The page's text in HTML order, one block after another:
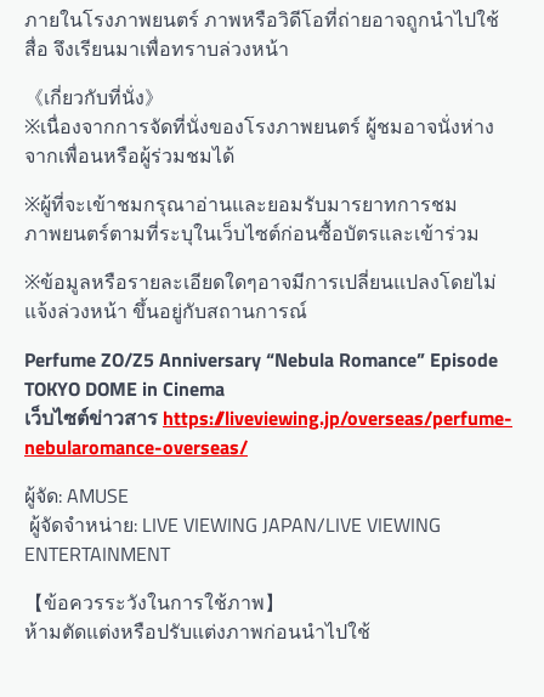
ภายในโรงภาพยนตร์ ภาพหรือวิดีโอที่ถ่ายอาจถูกนำไปใช้
สื่อ จึงเรียนมาเพื่อทราบล่วงหน้า
《เกี่ยวกับที่นั่ง》
※เนื่องจากการจัดที่นั่งของโรงภาพยนตร์ ผู้ชมอาจนั่งห่าง
จากเพื่อนหรือผู้ร่วมชมได้
※ผู้ที่จะเข้าชมกรุณาอ่านและยอมรับมารยาทการชม
ภาพยนตร์ตามที่ระบุในเว็บไซต์ก่อนซื้อบัตรและเข้าร่วม
※ข้อมูลหรือรายละเอียดใดๆอาจมีการเปลี่ยนแปลงโดยไม่
แจ้งล่วงหน้า ขึ้นอยู่กับสถานการณ์
Perfume ZO/Z5 Anniversary “Nebula Romance” Episode
TOKYO DOME in Cinema
เว็บไซต์ข่าวสาร https://liveviewing.jp/overseas/perfume-
nebularomance-overseas/
ผู้จัด: AMUSE
ผู้จัดจำหน่าย: LIVE VIEWING JAPAN/LIVE VIEWING
ENTERTAINMENT
【ข้อควรระวังในการใช้ภาพ】
ห้ามตัดแต่งหรือปรับแต่งภาพก่อนนำไปใช้